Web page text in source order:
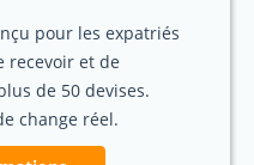
pour les expatriés
recevoir et de
de 50 devises.
change réel.